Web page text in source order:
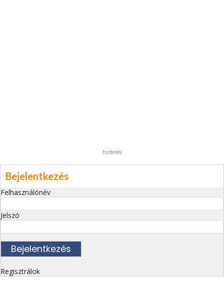
hirdetés
Bejelentkezés
Felhasználónév
Jelszó
Regisztrálok